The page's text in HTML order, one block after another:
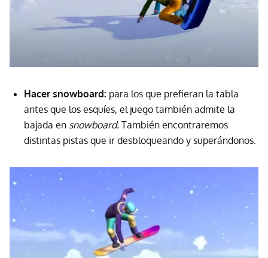
Hacer snowboard: para los que prefieran la tabla
antes que los esquíes, el juego también admite la
bajada en snowboard. También encontraremos
distintas pistas que ir desbloqueando y superándonos.